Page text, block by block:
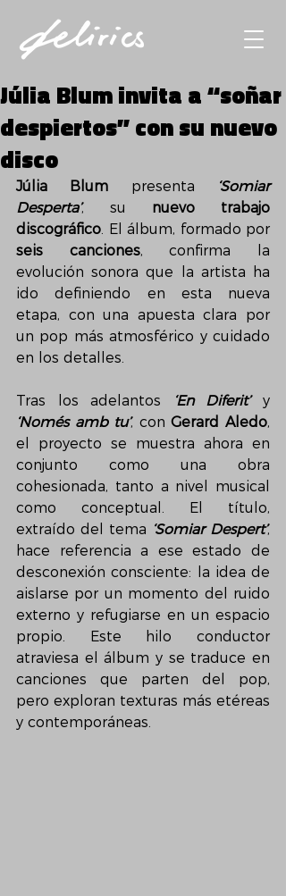
Júlia Blum invita a “soñar
despiertos” con su nuevo
disco
Júlia Blum presenta
‘Somiar
Desperta’, su nuevo trabajo
discográfico
seis canciones, confirma la
evolución sonora que la artista ha
ido definiendo en esta nueva
etapa, con una apuesta clara por
un pop más atmosférico y cuidado
en los detalles.
Tras los adelantos ‘En Diferit’
‘Només amb tu’, con Gerard Aledo,
el proyecto se muestra ahora en
conjunto como una obra
cohesionada, tanto a nivel musical
como conceptual. El título,
extraído del tema ‘Somiar Despert’,
hace referencia a ese estado de
desconexión consciente: la idea de
aislarse por un momento del ruido
externo y refugiarse en un espacio
propio. Este hilo conductor
atraviesa el álbum y se traduce en
canciones que parten del pop,
pero exploran texturas más etéreas
y contemporáneas.